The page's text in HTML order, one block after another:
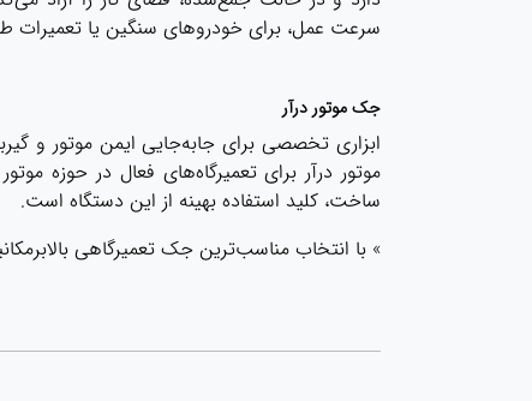
سرعت عمل، برای خودروهای سنگین یا
جک موتور درآر
ابزاری تخصصی برای جابه‌جایی ایمن موتور و
موتور درآر برای تعمیرگاه‌های فعال در حوزه
ساخت، کلید استفاده بهینه از این دستگاه است.
» با انتخاب مناسب‌ترین جک تعمیرگاهی